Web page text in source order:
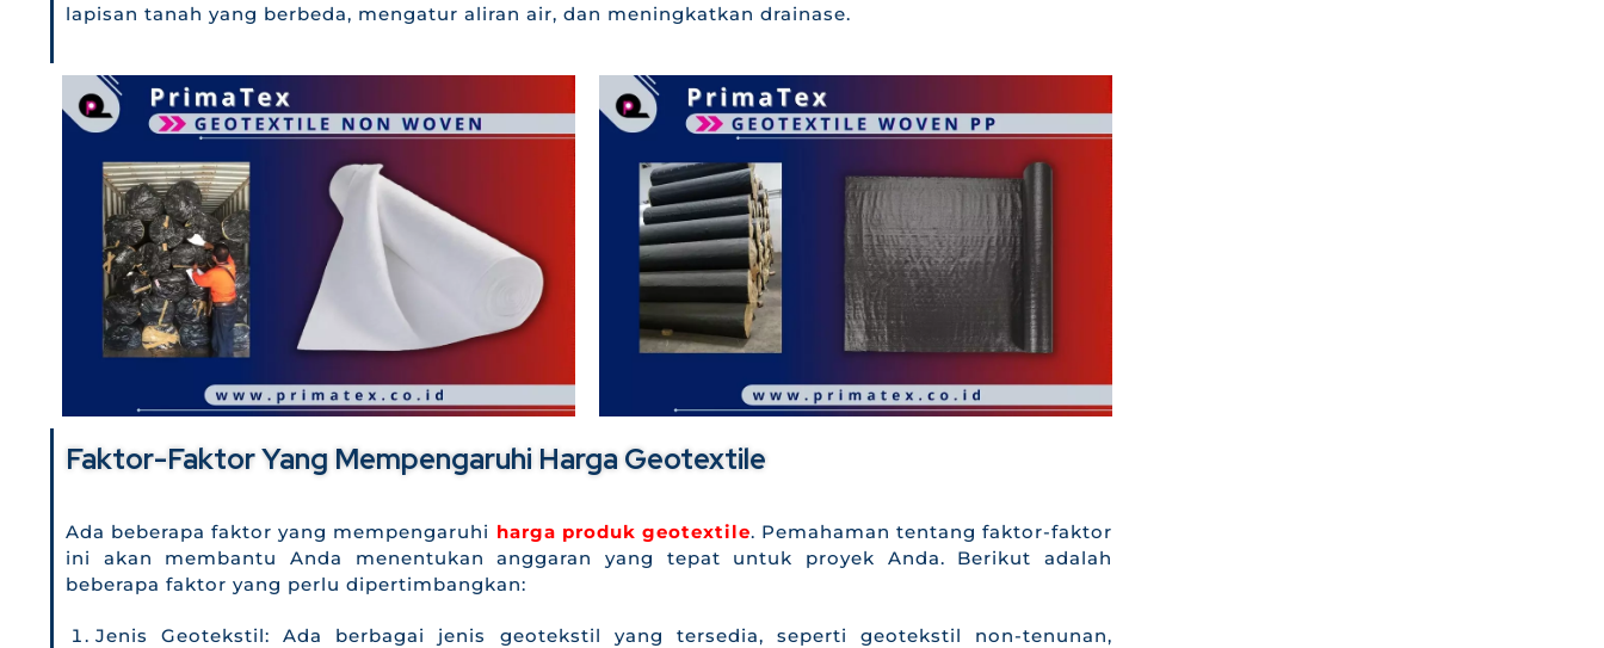
lapisan tanah yang berbeda, mengatur aliran air, dan meningkatkan drainase.
Faktor-Faktor Yang Mempengaruhi Harga Geotextile
Ada beberapa faktor yang mempengaruhi harga produk geotextile. Pemahaman tentang faktor-faktor
ini akan membantu Anda menentukan anggaran yang tepat untuk proyek Anda. Berikut adalah
beberapa faktor yang perlu dipertimbangkan:
Jenis Geotekstil: Ada berbagai jenis geotekstil yang tersedia, seperti geotekstil non-tenunan,